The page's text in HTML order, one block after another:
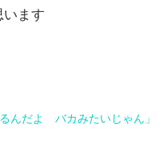
います
んだよ バカみたいじゃん」